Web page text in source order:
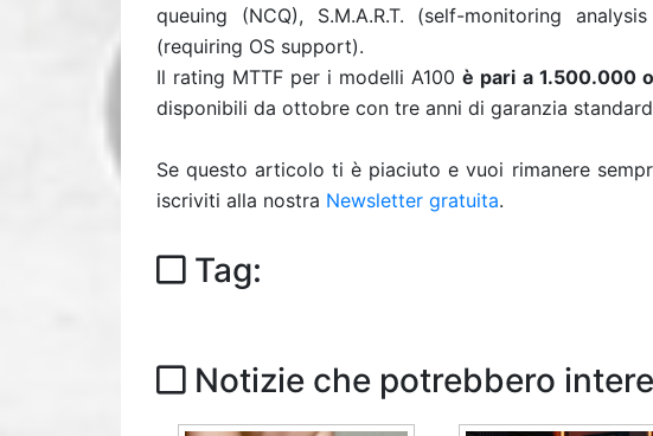
queuing (NCQ), S.M.A.R.T. (self-monitoring
(requiring OS support).
Il rating MTTF per i modelli A100è pari a 1.500.000
disponibili da ottobre con tre anni di garanzia
Se questo articolo ti è piaciuto e vuoi rimanere
iscriviti alla nostra Newsletter gratuita.
Tag:
Notizie che potrebbero